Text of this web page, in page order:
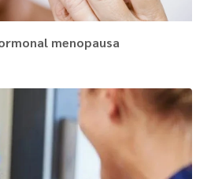
menopausa